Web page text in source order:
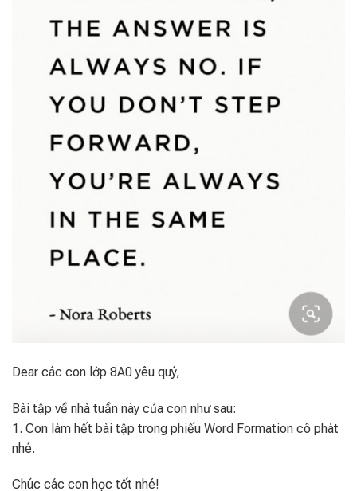
Dear các con lớp 8A0 yêu quý,
Bài tập về nhà tuần này của con như sau:
1. Con làm hết bài tập trong phiếu Word Formation cô phát
nhé.
Chúc các con học tốt nhé!